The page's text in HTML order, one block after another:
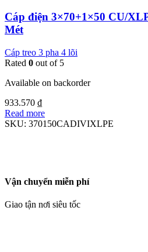
Cáp điện 3×70+1×50 CU/
Mét
Cáp treo 3 pha 4 lõi
Rated 0 out of 5
Available on backorder
933.570 ₫
Read more
SKU: 370150CADIVIXLPE
Vận chuyển miễn phí
Giao tận nơi siêu tốc